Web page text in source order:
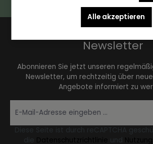
Deutschlandweiter
Newsletter
Abonnieren Sie jetzt unseren
Newsletter, um rechtzeitig über
Angebote informiert zu
Alle akzeptieren